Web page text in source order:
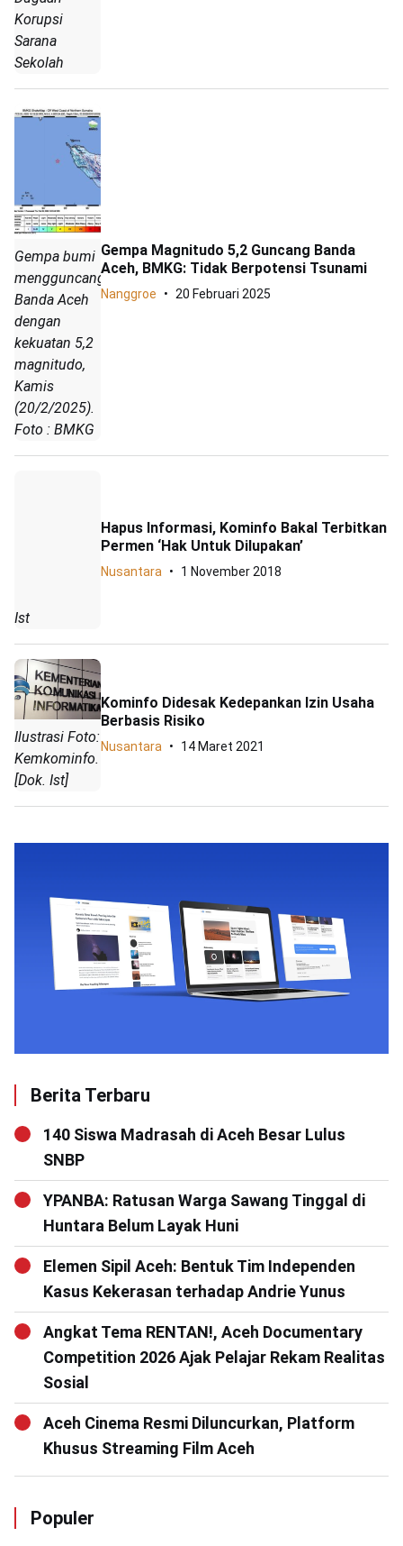
Korupsi
Sarana
Sekolah
Gempa bumi
mengguncang
Banda Aceh
dengan
kekuatan 5,2
magnitudo,
Kamis
(20/2/2025).
Foto : BMKG
Gempa Magnitudo 5,2 Guncang Banda
Aceh, BMKG: Tidak Berpotensi Tsunami
Nanggroe 20 Februari 2025
Ist
Hapus Informasi, Kominfo Bakal Terbitkan
Permen ‘Hak Untuk Dilupakan’
Nusantara 1 November 2018
Ilustrasi Foto:
Kemkominfo.
[Dok. Ist]
Kominfo Didesak Kedepankan Izin Usaha
Berbasis Risiko
Nusantara 14 Maret 2021
Berita Terbaru
140 Siswa Madrasah di Aceh Besar Lulus
SNBP
YPANBA: Ratusan Warga Sawang Tinggal di
Huntara Belum Layak Huni
Elemen Sipil Aceh: Bentuk Tim Independen
Kasus Kekerasan terhadap Andrie Yunus
Angkat Tema RENTAN!, Aceh Documentary
Competition 2026 Ajak Pelajar Rekam Realitas
Sosial
Aceh Cinema Resmi Diluncurkan, Platform
Khusus Streaming Film Aceh
Populer